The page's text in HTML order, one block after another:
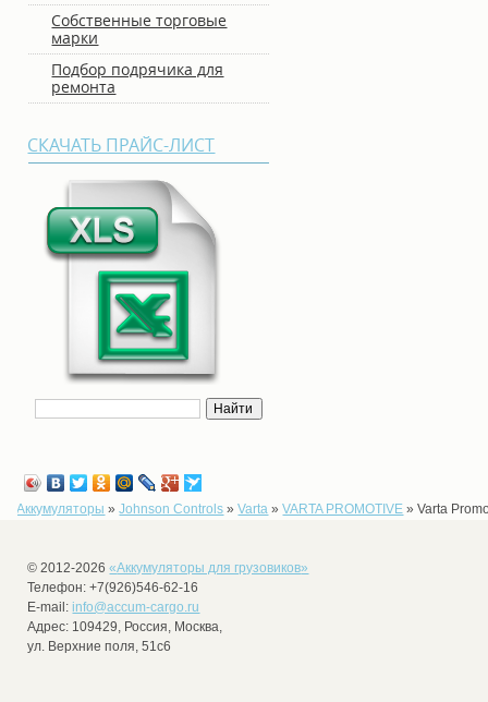
Собственные торговые
марки
Подбор подрячика для
ремонта
СКАЧАТЬ ПРАЙС-ЛИСТ
Аккумуляторы »Johnson Controls »Varta »VARTA РROMOTIVE »Varta
© 2012-2026«Аккумуляторы для грузовиков»
Телефон:+7(926)546-62-16
E-mail:info@accum-cargo.ru
Адрес: 109429, Россия, Москва,
ул. Верхние поля, 51с6